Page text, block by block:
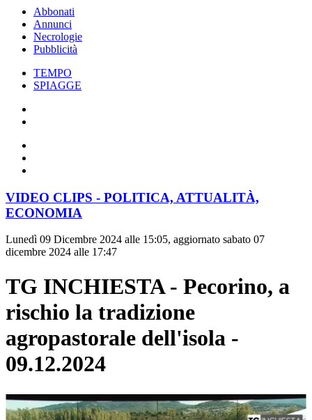
Abbonati
Annunci
Necrologie
Pubblicità
TEMPO
SPIAGGE
VIDEO CLIPS - POLITICA, ATTUALITÀ,
ECONOMIA
Lunedì 09 Dicembre 2024 alle 15:05, aggiornato sabato 07
dicembre 2024 alle 17:47
TG INCHIESTA - Pecorino, a
rischio la tradizione
agropastorale dell'isola -
09.12.2024